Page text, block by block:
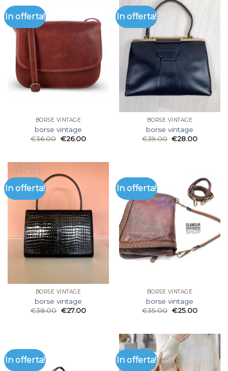
In offerta!
BORSE VINTAGE
borse vintage
€36.00 €26.00
In offerta!
BORSE VINTAGE
borse vintage
€39.00 €28.00
In offerta!
BORSE VINTAGE
borse vintage
€38.00 €27.00
In offerta!
BORSE VINTAGE
borse vintage
€35.00 €25.00
In offerta! In offerta!